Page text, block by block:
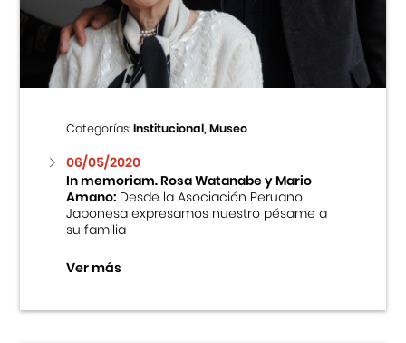
Centro Cultural Peruano Japonés
Cursos
Museo de la Inmigración Japonesa
Fondo Editorial
Teatro Peruano Japonés
Categorías:Institucional, Museo
06/05/2020
In memoriam. Rosa Watanabe y Mario
Amano:Desde la Asociación Peruano
Japonesa expresamos nuestro pésame a
su familia
Ver más